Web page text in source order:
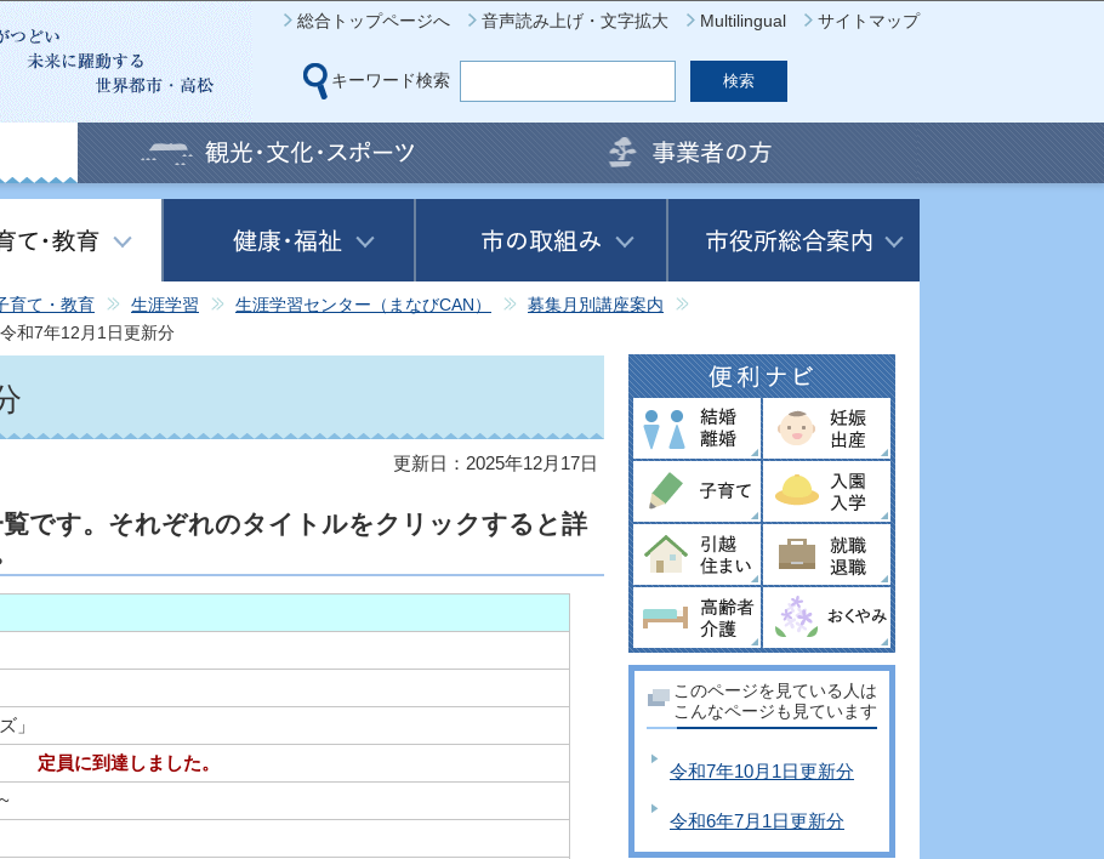
このページの本文へ移動
総合トップページへ 音声読み上げ・文字拡大 Multilingual サイトマップ
キーワード検索
育て・教育 生涯学習 生涯学習センター（まなびCAN）
募集月別講座案内
令和7年12月1日更新分
更新日：2025年12月17日
です。それぞれのタイトルをクリックすると詳
」
定員に到達しました。
このページを見ている人は
こんなページも見ています
令和7年10月1日更新分
令和6年7月1日更新分